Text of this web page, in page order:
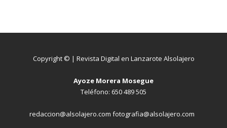
Copyright © | Revista Digital en Lanzarote Alsolajero
Ayoze Morera Mosegue
Teléfono: 650 489 505
redaccion@alsolajero.com fotografia@alsolajero.com